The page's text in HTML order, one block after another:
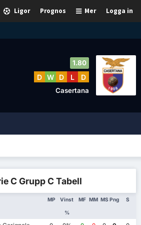
Logga in
Mer
Prognos
Ligor
1.80
D W D L D
Casertana
C Grupp C Tabell
MP Vinst
%
MF MM MS Png S